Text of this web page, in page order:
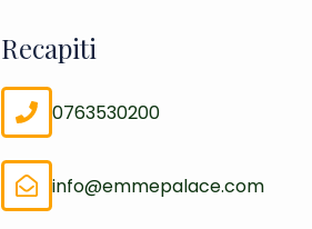
Recapiti
0763530200
info@emmepalace.com